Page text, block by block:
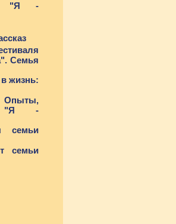
"Я -
Семья
жизнь:
"Я -
семьи
семьи